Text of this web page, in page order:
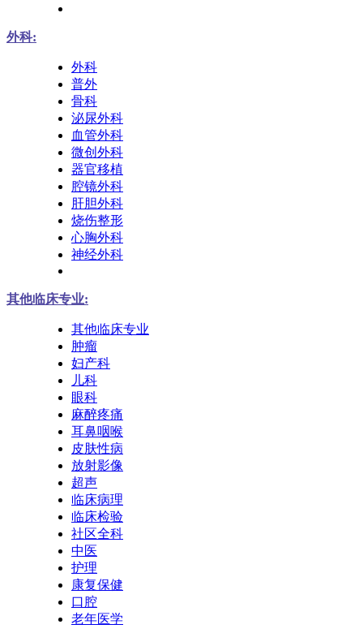
外科:
外科
普外
骨科
泌尿外科
血管外科
微创外科
器官移植
腔镜外科
肝胆外科
烧伤整形
心胸外科
神经外科
其他临床专业:
其他临床专业
肿瘤
妇产科
儿科
眼科
麻醉疼痛
耳鼻咽喉
皮肤性病
放射影像
超声
临床病理
临床检验
社区全科
中医
护理
康复保健
口腔
老年医学